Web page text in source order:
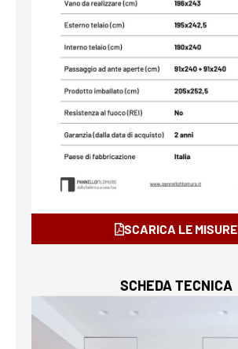
SCARICA LE MISURE
SCHEDA TECNICA